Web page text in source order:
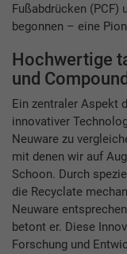
Fußabdrücken (PCF)
begonnen – eine
Hochwertige
und
Ein zentraler Aspekt
innovativer
Neuware zu
mit denen wir auf
Schoon. Durch
die Recyclate
Neuware
betont er. Diese
Forschung und